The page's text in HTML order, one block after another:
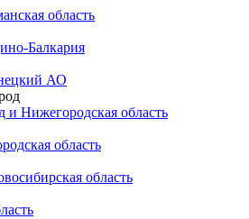
область
Балкария
АО
Нижегородская область
область
область